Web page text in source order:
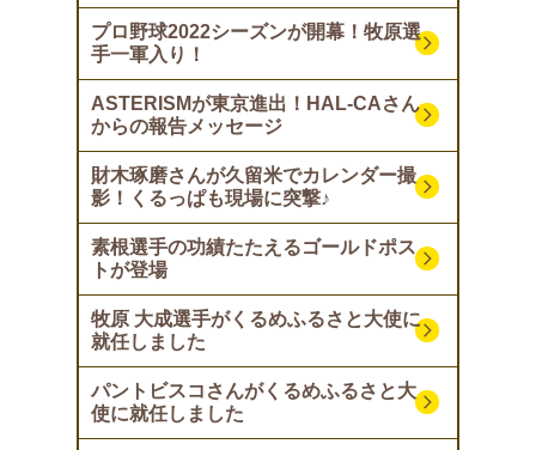
プロ野球2022シーズンが開幕！牧原選
手一軍入り！
ASTERISMが東京進出！HAL-CAさん
からの報告メッセージ
財木琢磨さんが久留米でカレンダー撮
影！くるっぱも現場に突撃♪
素根選手の功績たたえるゴールドポス
トが登場
牧原 大成選手がくるめふるさと大使に
就任しました
パントビスコさんがくるめふるさと大
使に就任しました